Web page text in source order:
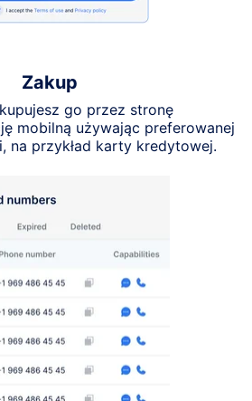
Zakup
go przez stronę
mobilną używając preferowanej
na przykład karty kredytowej.